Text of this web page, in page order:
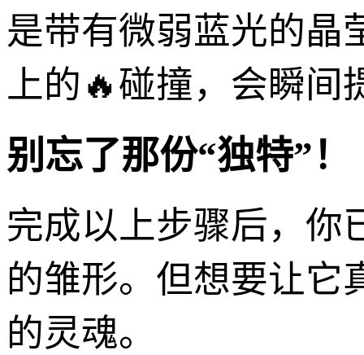
是带有微弱蓝光的晶
上的🔥碰撞，会瞬间
别忘了那份“独特”！
完成以上步骤后，你
的雏形。但想要让它
的灵魂。